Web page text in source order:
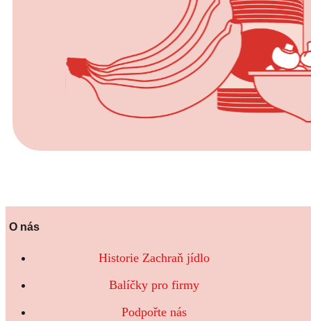
O nás
Historie Zachraň jídlo
Balíčky pro firmy
Podpořte nás